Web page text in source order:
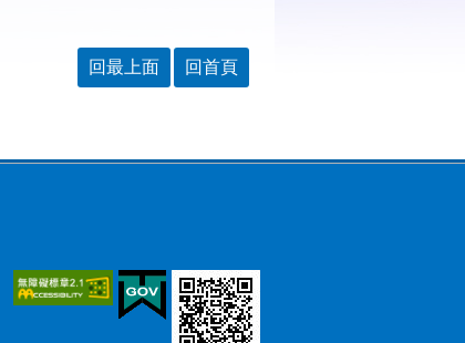
回最上面 回首頁